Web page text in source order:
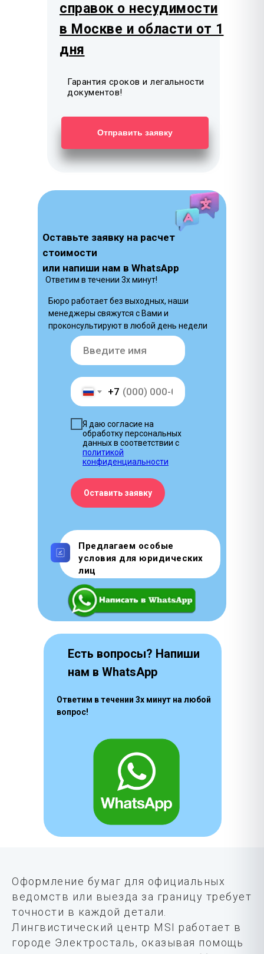
справок о несудимости
в Москве и области от 1
дня
Гарантия сроков и легальности
документов!
Отправить заявку
Оставьте заявку на расчет
стоимости
или напиши нам в WhatsApp
Бюро работает без выходных, наши
менеджеры свяжутся с Вами и
проконсультируют в любой день недели
+7
Я даю согласие на
обработку персональных
данных в соответствии с
политикой
конфиденциальности
Оставить заявку
Предлагаем особые
условия для юридических
лиц
Ответим в течении 3х минут!
Есть вопросы? Напиши
нам в WhatsApp
Ответим в течении 3х минут на любой
вопрос!
Оформление бумаг для официальных
ведомств или выезда за границу требует
точности в каждой детали.
Лингвистический центр MSI работает в
городе Электросталь, оказывая помощь